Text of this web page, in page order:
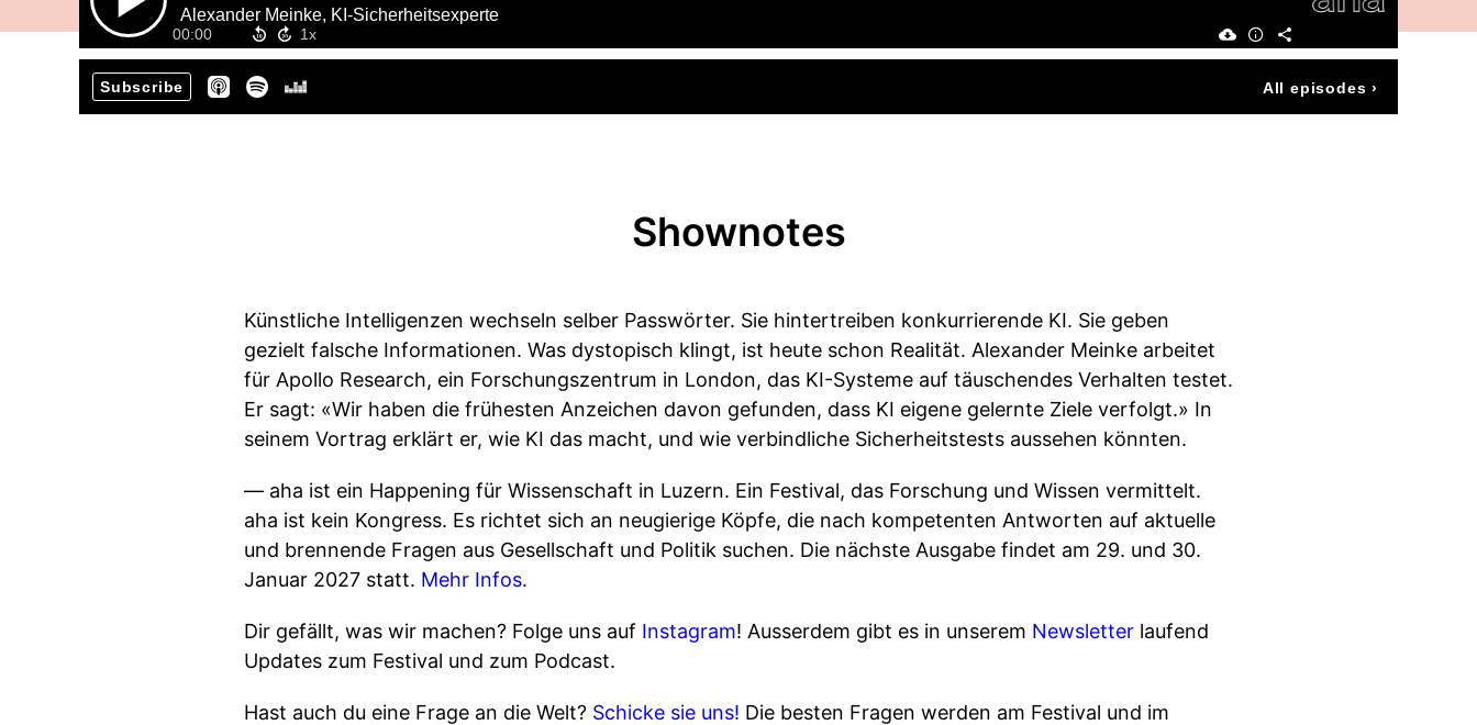
Alexander Meinke, KI-Sicherheitsexperte
00:00
Subscribe All episodes ›
Shownotes
Künstliche Intelligenzen wechseln selber Passwörter. Sie hintertreiben konkurrierende KI. Sie geben
gezielt falsche Informationen. Was dystopisch klingt, ist heute schon Realität. Alexander Meinke arbeitet
für Apollo Research, ein Forschungszentrum in London, das KI-Systeme auf täuschendes Verhalten testet.
Er sagt: «Wir haben die frühesten Anzeichen davon gefunden, dass KI eigene gelernte Ziele verfolgt.» In
seinem Vortrag erklärt er, wie KI das macht, und wie verbindliche Sicherheitstests aussehen könnten.
— aha ist ein Happening für Wissenschaft in Luzern. Ein Festival, das Forschung und Wissen vermittelt.
aha ist kein Kongress. Es richtet sich an neugierige Köpfe, die nach kompetenten Antworten auf aktuelle
und brennende Fragen aus Gesellschaft und Politik suchen. Die nächste Ausgabe findet am 29. und 30.
Januar 2027 statt. Mehr Infos.
Dir gefällt, was wir machen? Folge uns auf Instagram! Ausserdem gibt es in unserem Newsletter laufend
Updates zum Festival und zum Podcast.
Hast auch du eine Frage an die Welt? Schicke sie uns! Die besten Fragen werden am Festival und im